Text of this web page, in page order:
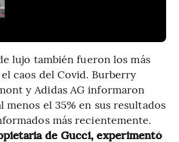
lujo también fueron los más
caos del Covid. Burberry
y Adidas AG informaron
menos el 35% en sus resultados
más recientemente.
de Gucci, experimentó